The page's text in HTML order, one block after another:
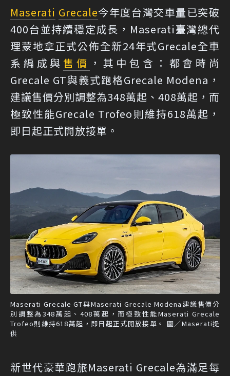
Maserati Grecale今年度台灣交車量已突破
400台並持續穩定成長，Maserati臺灣總代
理蒙地拿正式公佈全新24年式Grecale全車
系編成與 售價 ，其中包含：都會時尚
Grecale GT與義式跑格Grecale Modena，
建議售價分別調整為348萬起、408萬起，而
極致性能Grecale Trofeo則維持618萬起，
即日起正式開放接單。
Maserati Grecale GT與Maserati Grecale Modena建議售價分
別調整為348萬起、408萬起，而極致性能Maserati Grecale
Trofeo則維持618萬起，即日起正式開放接單。 圖／Maserati提
供
新世代豪華跑旅Maserati Grecale為滿足每